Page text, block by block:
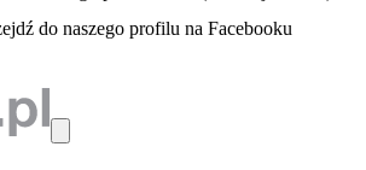
- otwiera się w nowej karcie
do naszego profilu na Facebooku